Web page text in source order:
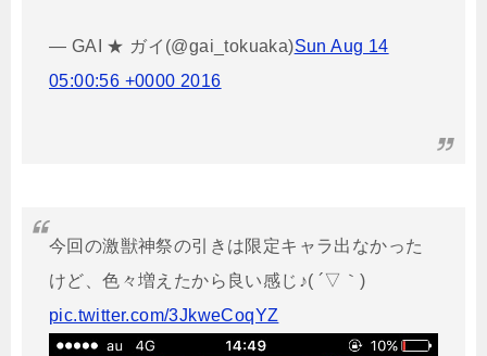
— GAI ★ ガイ(@gai_tokuaka)Sun Aug 14
05:00:56 +0000 2016
今回の激獣神祭の引きは限定キャラ出なかった
けど、色々増えたから良い感じ♪( ´▽｀)
pic.twitter.com/3JkweCoqYZ